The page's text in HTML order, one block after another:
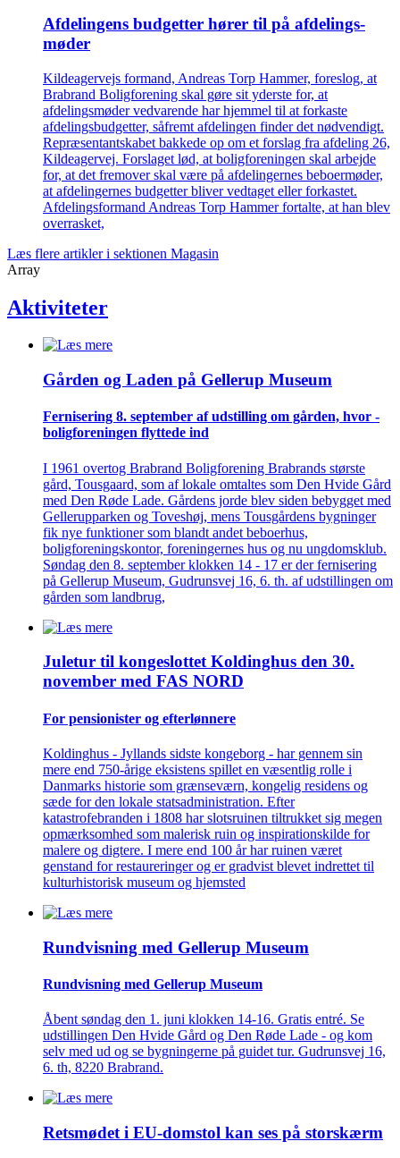
Afdelingens budgetter hører til på afdelings­
møder
Kildeagervejs formand, Andreas Torp Hammer, foreslog, at
Brabrand Boligforening skal gøre sit yderste for, at
afdelingsmøder vedvarende har hjemmel til at forkaste
afdelingsbudgetter, såfremt afdelingen finder det nødvendigt.
Repræsentantskabet bakkede op om et forslag fra afdeling 26,
Kildeagervej. Forslaget lød, at boligforeningen skal arbejde
for, at det fremover skal være på afdelingernes beboermøder,
at afdelingernes budgetter bliver vedtaget eller forkastet.
Afdelingsformand Andreas Torp Hammer fortalte, at han blev
overrasket,
Læs flere artikler i sektionen Magasin
Array
Aktiviteter
Gården og Laden på Gellerup Museum
Fernisering 8. september af ­udstilling om gården, hvor ­
bolig­foreningen flyttede ind
I 1961 overtog Brabrand Boligforening Brabrands største
gård, Tousgaard, som af lokale omtaltes som Den Hvide Gård
med Den Røde Lade. Gårdens jorde blev siden bebygget med
Gellerupparken og Toveshøj, mens Tousgårdens bygninger
fik nye funktioner som blandt andet beboerhus,
boligforeningskontor, foreningernes hus og nu ungdomsklub.
Søndag den 8. september klokken 14 - 17 er der fernisering
på Gellerup Museum, Gudrunsvej 16, 6. th. af udstillingen om
gården som landbrug,
Juletur til kongeslottet Koldinghus den 30.
november med FAS NORD
For pensionister og efterlønnere
Koldinghus - Jyllands sidste kongeborg - har gennem sin
mere end 750-årige eksistens spillet en væsentlig rolle i
Danmarks historie som grænseværn, kongelig residens og
sæde for den lokale statsadministration. Efter
katastrofebranden i 1808 har slotsruinen tiltrukket sig megen
opmærksomhed som malerisk ruin og inspirationskilde for
malere og digtere. I mere end 100 år har ruinen været
genstand for restaureringer og er gradvist blevet indrettet til
kulturhistorisk museum og hjemsted
Rundvisning med Gellerup Museum
Rundvisning med Gellerup Museum
Åbent søndag den 1. juni klokken 14-16. Gratis entré. Se
udstillingen Den Hvide Gård og Den Røde Lade - og kom
selv med ud og se bygningerne på guidet tur. Gudrunsvej 16,
6. th, 8220 Brabrand.
Retsmødet i EU-domstol kan ses på storskærm